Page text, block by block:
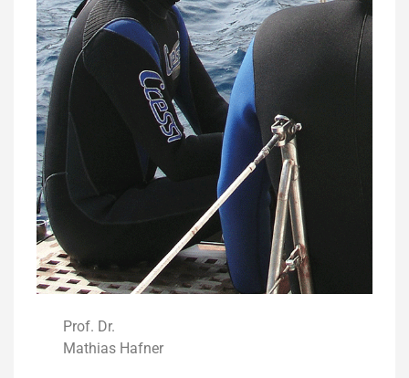
Prof. Dr.
Mathias Hafner